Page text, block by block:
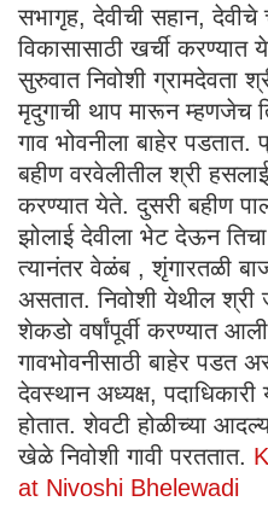
सभागृह, देवीची सहान,
विकासासाठी खर्ची करण्यात
सुरुवात निवोशी ग्रामदेवता
मृदुगाची थाप मारून म्हणजेच
गाव भोवनीला बाहेर पडतात.
बहीण वरवेलीतील श्री
करण्यात येते. दुसरी बहीण
झोलाई देवीला भेट देऊन
त्यानंतर वेळंब , शृंगारतळी
असतात. निवोशी येथील श्री
शेकडो वर्षांपूर्वी करण्यात
गावभोवनीसाठी बाहेर पडत
देवस्थान अध्यक्ष, पदाधिकारी
होतात. शेवटी होळीच्या
खेळे निवोशी गावी परततात.
at Nivoshi Bhelewadi